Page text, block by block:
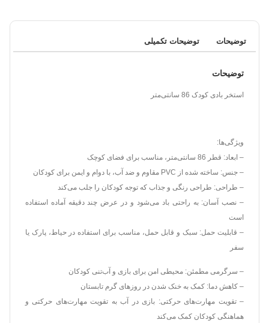
توضیحات توضیحات تکمیلی
توضیحات
استخر بادی کودک 86 سانتی‌متر
ویژگی‌ها:
– ابعاد: قطر 86 سانتی‌متر، مناسب برای فضای کوچک
– جنس: ساخته شده از PVC مقاوم و ضد آب، با دوام و ایمن برای کودکان
– طراحی: طراحی رنگی و جذاب که توجه کودکان را جلب می‌کند
– نصب آسان: به راحتی باد می‌شود و در عرض چند دقیقه آماده استفاده
است
– قابلیت حمل: سبک و قابل حمل، مناسب برای استفاده در حیاط، پارک یا
سفر
– سرگرمی مطمئن: محیطی امن برای بازی و آب‌تنی کودکان
– کاهش دما: کمک به خنک شدن در روزهای گرم تابستان
– تقویت مهارت‌های حرکتی: بازی در آب به تقویت مهارت‌های حرکتی و
هماهنگی کودکان کمک می‌کند